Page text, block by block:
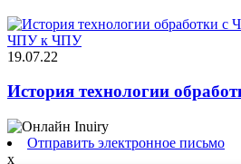
19.07.22
История технологии
Отправить электронное письмо
x